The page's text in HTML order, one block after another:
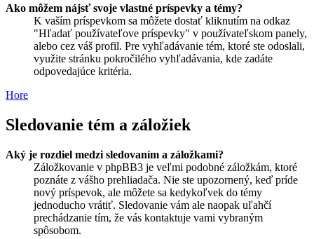
Ako môžem nájsť svoje vlastné príspevky a témy?
K vaším príspevkom sa môžete dostať kliknutím na odkaz
"Hľadať používateľove príspevky" v používateľskom panely,
alebo cez váš profil. Pre vyhľadávanie tém, ktoré ste odoslali,
využite stránku pokročilého vyhľadávania, kde zadáte
odpovedajúce kritéria.
Hore
Sledovanie tém a záložiek
Aký je rozdiel medzi sledovaním a záložkami?
Záložkovanie v phpBB3 je veľmi podobné záložkám, ktoré
poznáte z vášho prehliadača. Nie ste upozornený, keď príde
nový príspevok, ale môžete sa kedykoľvek do témy
jednoducho vrátiť. Sledovanie vám ale naopak uľahčí
prechádzanie tím, že vás kontaktuje vami vybraným
spôsobom.